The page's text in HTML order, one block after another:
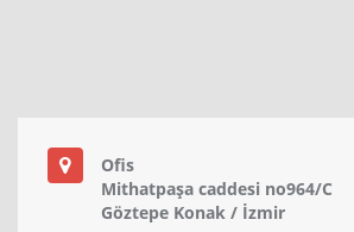
Ofis
Mithatpaşa caddesi no964/C
Göztepe Konak / İzmir